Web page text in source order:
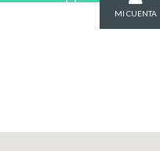
MI CUENTA